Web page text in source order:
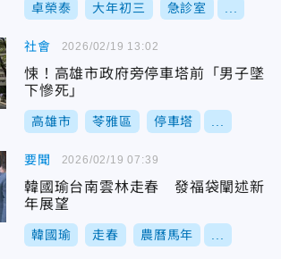
卓榮泰 大年初三 急診室
社會
悚！高雄市政府旁停車塔前「男子墜
下慘死」
高雄市 苓雅區 停車塔
2026/02/19 13:02
要聞
韓國瑜台南雲林走春 發福袋闡述新
年展望
韓國瑜 走春 農曆馬年
2026/02/19 07:39